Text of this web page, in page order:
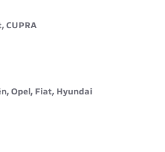
CUPRA
Opel, Fiat, Hyundai